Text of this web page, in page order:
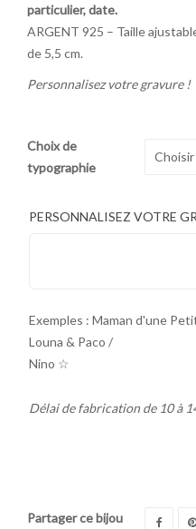
particulier, date.
ARGENT 925 – Taille
de 5,5 cm.
Personnalisez votre gravure !
Choix de
typographie
PERSONNALISEZ VOTRE
Exemples : Maman d'une
Louna & Paco /
Nino ☆
Délai de fabrication de 10 à
Partager ce bijou